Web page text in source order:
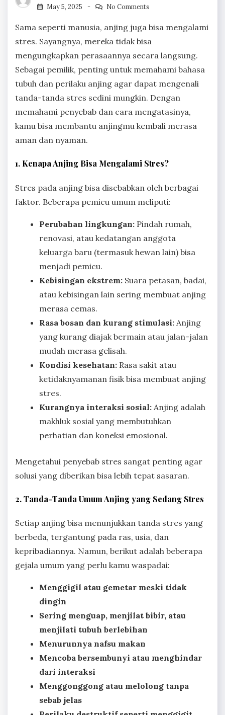
May 5, 2025
No Comments
Sama seperti manusia, anjing juga bisa mengalami
stres. Sayangnya, mereka tidak bisa
mengungkapkan perasaannya secara langsung.
Sebagai pemilik, penting untuk memahami bahasa
tubuh dan perilaku anjing agar dapat mengenali
tanda-tanda stres sedini mungkin. Dengan
memahami penyebab dan cara mengatasinya,
kamu bisa membantu anjingmu kembali merasa
aman dan nyaman.
1. Kenapa Anjing Bisa Mengalami Stres?
Stres pada anjing bisa disebabkan oleh berbagai
faktor. Beberapa pemicu umum meliputi:
Perubahan lingkungan: Pindah rumah,
renovasi, atau kedatangan anggota
keluarga baru (termasuk hewan lain) bisa
menjadi pemicu.
Kebisingan ekstrem: Suara petasan, badai,
atau kebisingan lain sering membuat anjing
merasa cemas.
Rasa bosan dan kurang stimulasi: Anjing
yang kurang diajak bermain atau jalan-jalan
mudah merasa gelisah.
Kondisi kesehatan: Rasa sakit atau
ketidaknyamanan fisik bisa membuat anjing
stres.
Kurangnya interaksi sosial: Anjing adalah
makhluk sosial yang membutuhkan
perhatian dan koneksi emosional.
Mengetahui penyebab stres sangat penting agar
solusi yang diberikan bisa lebih tepat sasaran.
2. Tanda-Tanda Umum Anjing yang Sedang Stres
Setiap anjing bisa menunjukkan tanda stres yang
berbeda, tergantung pada ras, usia, dan
kepribadiannya. Namun, berikut adalah beberapa
gejala umum yang perlu kamu waspadai:
Menggigil atau gemetar meski tidak
dingin
Sering menguap, menjilat bibir, atau
menjilati tubuh berlebihan
Menurunnya nafsu makan
Mencoba bersembunyi atau menghindar
dari interaksi
Menggonggong atau melolong tanpa
sebab jelas